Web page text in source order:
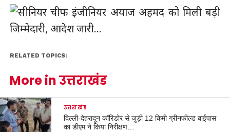
RELATED TOPICS:
More in उत्तराखंड
उत्तराखंड
दिल्ली-देहरादून कॉरिडोर से जुड़ी 12 किमी ग्रीनफील्ड बाईपास
का डीएम ने किया निरीक्षण…